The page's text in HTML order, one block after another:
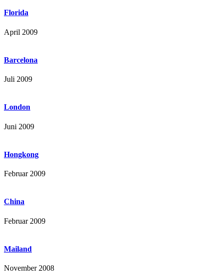
Florida
April 2009
Barcelona
Juli 2009
London
Juni 2009
Hongkong
Februar 2009
China
Februar 2009
Mailand
November 2008